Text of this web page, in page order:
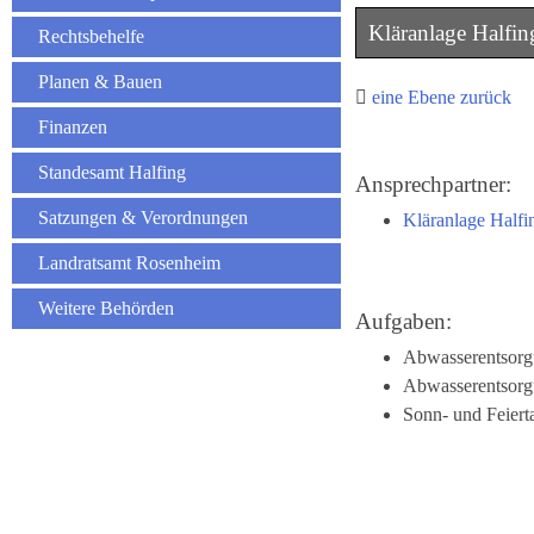
Rechtsbehelfe
Planen & Bauen
Finanzen
Standesamt Halfing
Satzungen & Verordnungen
Landratsamt Rosenheim
Weitere Behörden
Kläranlage
eine Ebene zurück
Ansprechpartner:
Kläranlage
Aufgaben:
Sonn- und